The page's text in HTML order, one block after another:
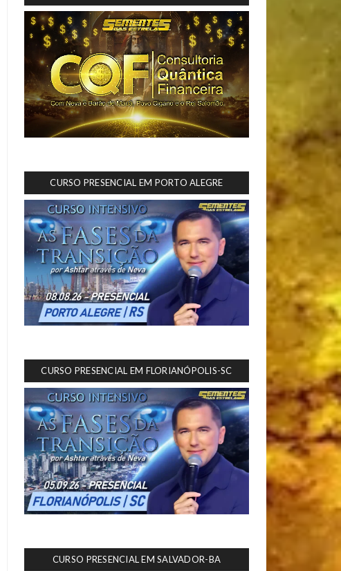
CURSO PRESENCIAL EM PORTO ALEGRE
CURSO PRESENCIAL EM FLORIANÓPOLIS-SC
CURSO PRESENCIAL EM SALVADOR-BA